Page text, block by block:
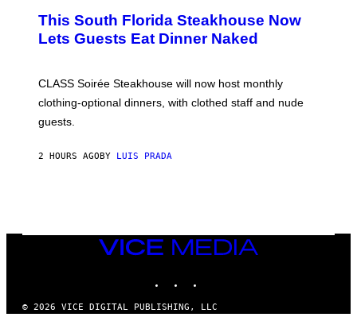
This South Florida Steakhouse Now
Lets Guests Eat Dinner Naked
CLASS Soirée Steakhouse will now host monthly
clothing-optional dinners, with clothed staff and nude
guests.
2 HOURS AGOBY LUIS PRADA
VICE
© 2026 VICE DIGITAL PUBLISHING, LLC